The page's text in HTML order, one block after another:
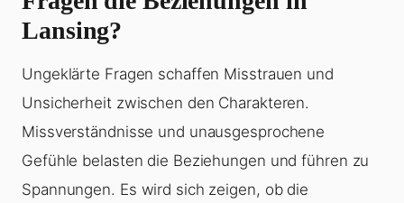
Lansing?
Ungeklärte Fragen schaffen Misstrauen und
Unsicherheit zwischen den Charakteren.
Missverständnisse und unausgesprochene
Gefühle belasten die Beziehungen und führen zu
Spannungen. Es wird sich zeigen, ob die